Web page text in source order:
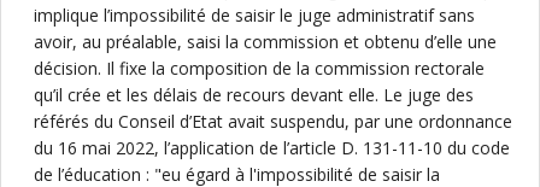
implique l’impossibilité de saisir le juge administratif sans
avoir, au préalable, saisi la commission et obtenu d’elle une
décision. Il fixe la composition de la commission rectorale
qu’il crée et les délais de recours devant elle. Le juge des
référés du Conseil d’Etat avait suspendu, par une ordonnance
du 16 mai 2022, l’application de l’article D. 131-11-10 du code
de l’éducation : "eu égard à l'impossibilité de saisir la